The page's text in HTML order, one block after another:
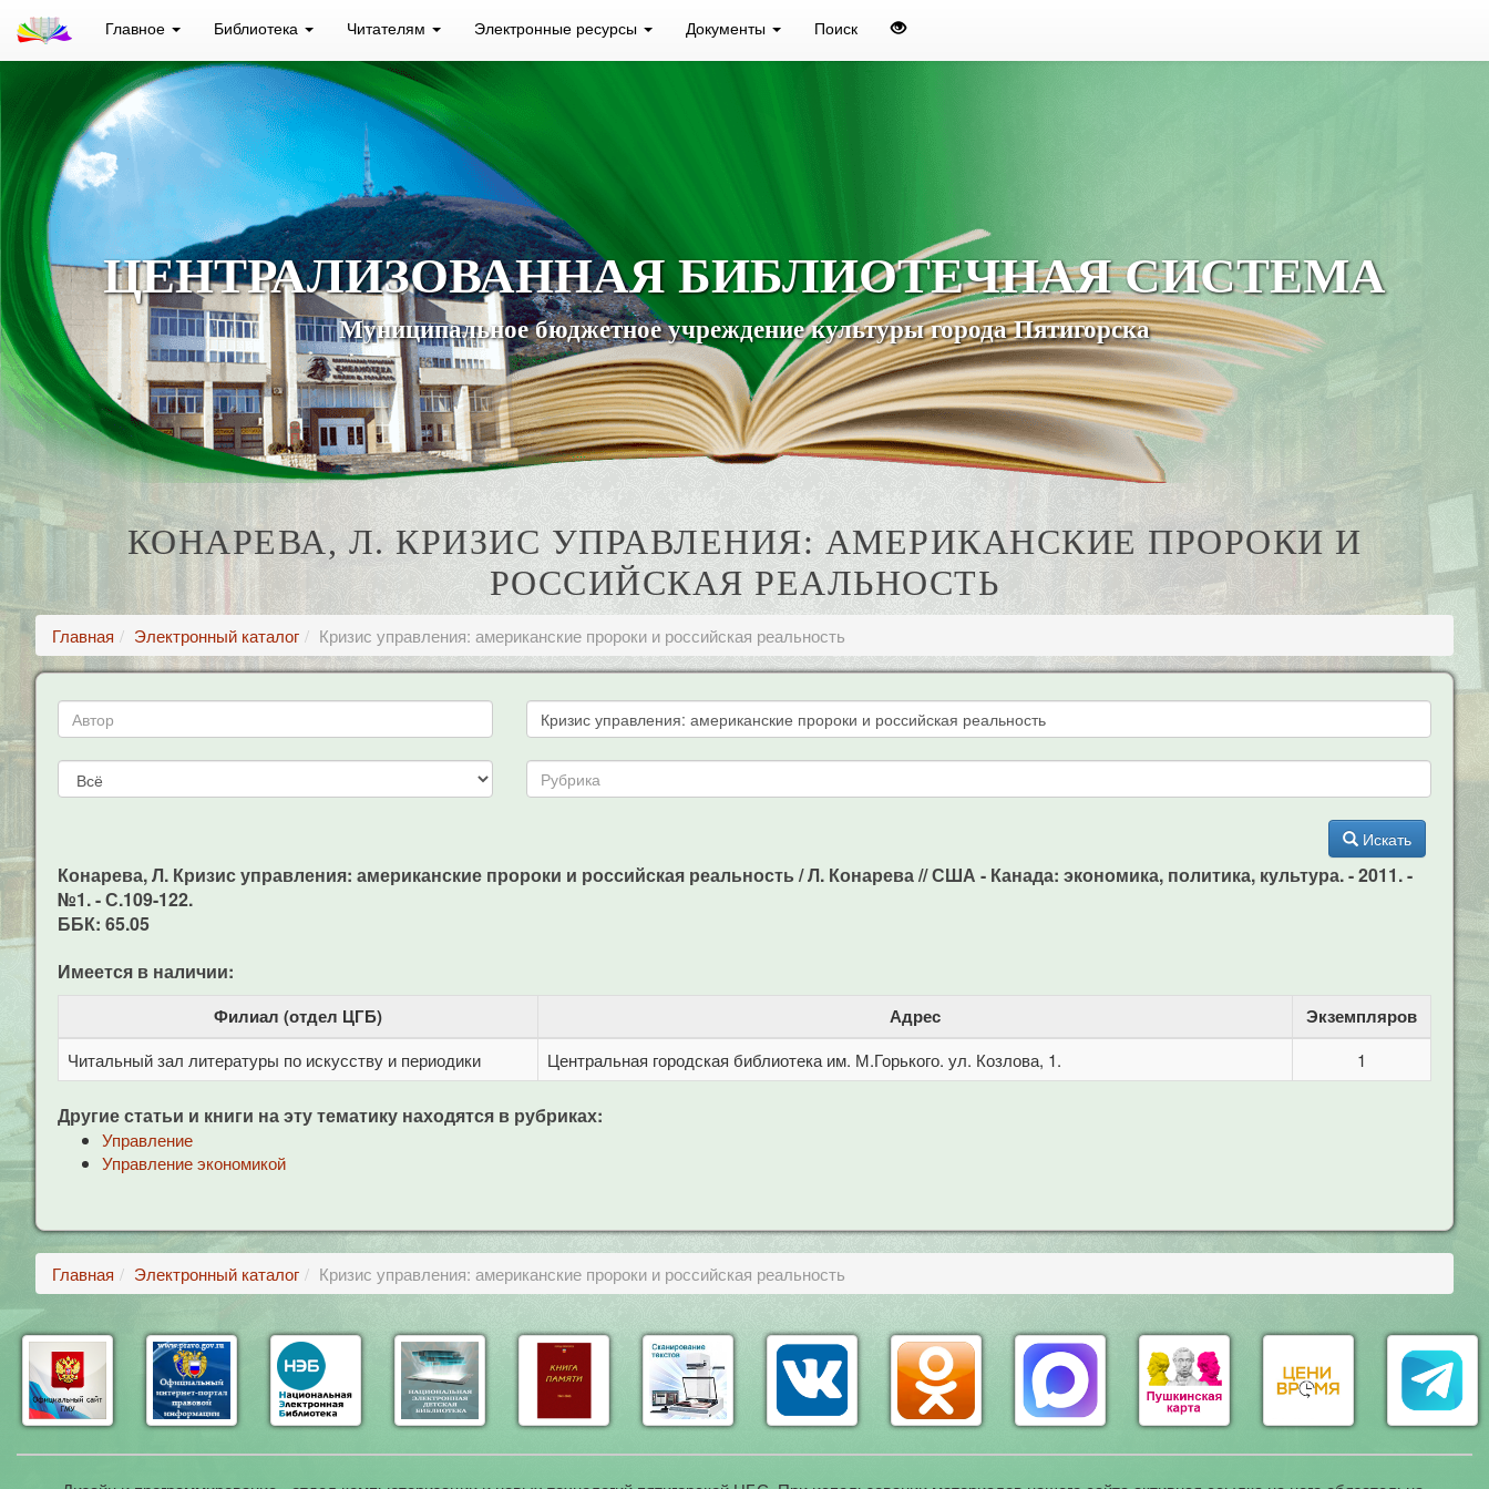
Главное Библиотека Читателям Электронные ресурсы Документы Поиск
ЦЕНТРАЛИЗОВАННАЯ БИБЛИОТЕЧНАЯ СИСТЕМА
Муниципальное бюджетное учреждение культуры города Пятигорска
КОНАРЕВА, Л. КРИЗИС УПРАВЛЕНИЯ: АМЕРИКАНСКИЕ ПРОРОКИ И
РОССИЙСКАЯ РЕАЛЬНОСТЬ
Главная Электронный каталог Кризис управления: американские пророки и российская реальность
Искать
Конарева, Л. Кризис управления: американские пророки и российская реальность / Л. Конарева // США - Канада: экономика, политика, культура. - 2011. -
№1. - С.109-122.
ББК: 65.05
Имеется в наличии:
Филиал (отдел ЦГБ) Адрес Экземпляров
Читальный зал литературы по искусству и периодики Центральная городская библиотека им. М.Горького. ул. Козлова, 1. 1
Другие статьи и книги на эту тематику находятся в рубриках:
Управление
Управление экономикой
Главная Электронный каталог Кризис управления: американские пророки и российская реальность